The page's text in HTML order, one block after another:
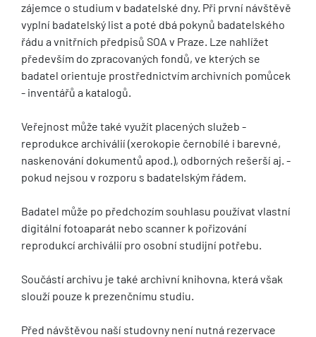
zájemce o studium v badatelské dny. Při první návštěvě
vyplní badatelský list a poté dbá pokynů badatelského
řádu a vnitřních předpisů SOA v Praze. Lze nahlížet
především do zpracovaných fondů, ve kterých se
badatel orientuje prostřednictvím archivních pomůcek
- inventářů a katalogů.
Veřejnost může také využít placených služeb -
reprodukce archiválií (xerokopie černobílé i barevné,
naskenování dokumentů apod.), odborných rešerší aj. -
pokud nejsou v rozporu s badatelským řádem.
Badatel může po předchozím souhlasu používat vlastní
digitální fotoaparát nebo scanner k pořizování
reprodukcí archiválií pro osobní studijní potřebu.
Součástí archivu je také archivní knihovna, která však
slouží pouze k prezenčnímu studiu.
Před návštěvou naší studovny není nutná rezervace